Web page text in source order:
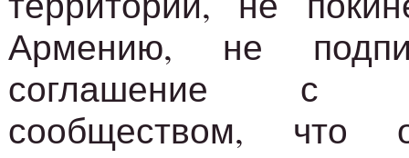
Армению, не
соглашение с
сообществом,